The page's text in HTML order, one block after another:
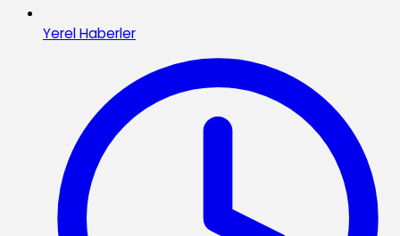
Yerel Haberler